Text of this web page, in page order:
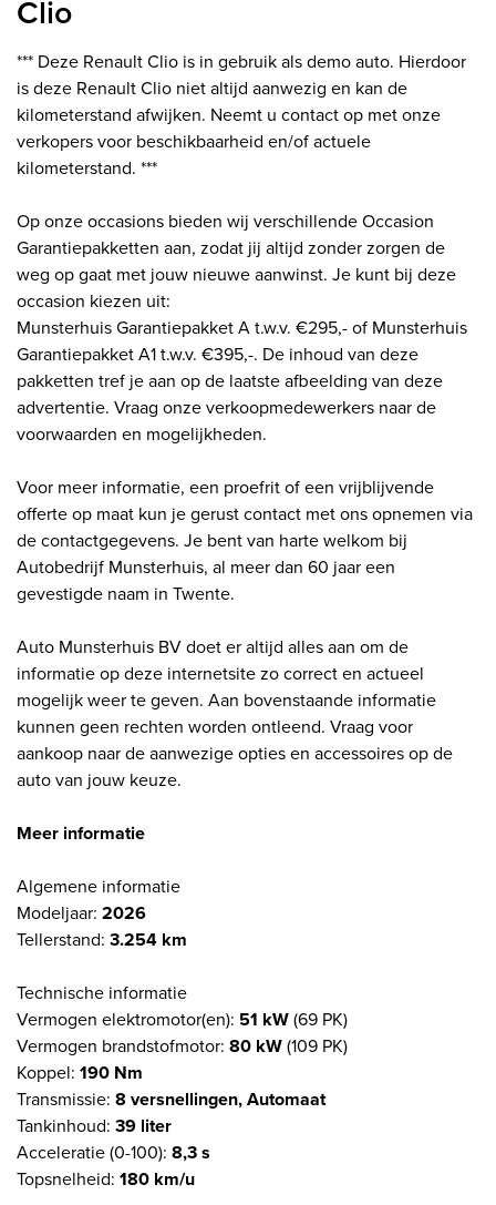
Clio
*** Deze Renault Clio is in gebruik als demo auto. Hierdoor
is deze Renault Clio niet altijd aanwezig en kan de
kilometerstand afwijken. Neemt u contact op met onze
verkopers voor beschikbaarheid en/of actuele
kilometerstand. ***
Op onze occasions bieden wij verschillende Occasion
Garantiepakketten aan, zodat jij altijd zonder zorgen de
weg op gaat met jouw nieuwe aanwinst. Je kunt bij deze
occasion kiezen uit:
Munsterhuis Garantiepakket A t.w.v. €295,- of Munsterhuis
Garantiepakket A1 t.w.v. €395,-. De inhoud van deze
pakketten tref je aan op de laatste afbeelding van deze
advertentie. Vraag onze verkoopmedewerkers naar de
voorwaarden en mogelijkheden.
Voor meer informatie, een proefrit of een vrijblijvende
offerte op maat kun je gerust contact met ons opnemen via
de contactgegevens. Je bent van harte welkom bij
Autobedrijf Munsterhuis, al meer dan 60 jaar een
gevestigde naam in Twente.
Auto Munsterhuis BV doet er altijd alles aan om de
informatie op deze internetsite zo correct en actueel
mogelijk weer te geven. Aan bovenstaande informatie
kunnen geen rechten worden ontleend. Vraag voor
aankoop naar de aanwezige opties en accessoires op de
auto van jouw keuze.
Meer informatie
Algemene informatie
Modeljaar: 2026
Tellerstand: 3.254 km
Technische informatie
Vermogen elektromotor(en): 51 kW(69 PK)
Vermogen brandstofmotor: 80 kW(109 PK)
Koppel: 190 Nm
Transmissie: 8 versnellingen, Automaat
Tankinhoud: 39 liter
Acceleratie (0-100): 8,3 s
Topsnelheid: 180 km/u